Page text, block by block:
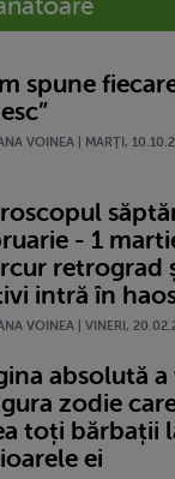
spune
VOINEA | MARŢI,
- 1
retrograd
intră în
VOINEA | VINERI,
absolută a
zodie
toți bărbații
ei